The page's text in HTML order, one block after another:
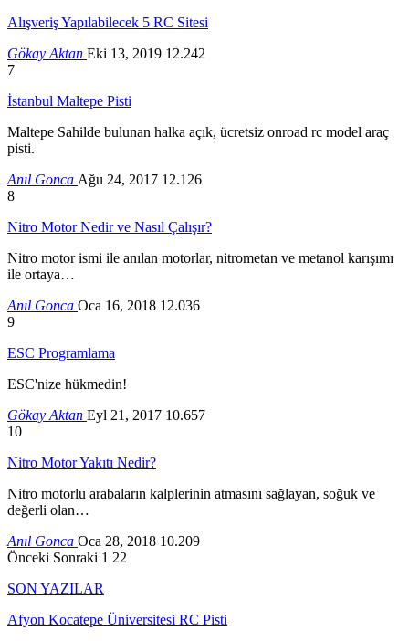
Alışveriş Yapılabilecek 5 RC Sitesi
Gökay Aktan Eki 13, 2019 12.242
7
İstanbul Maltepe Pisti
Maltepe Sahilde bulunan halka açık, ücretsiz onroad rc model araç
pisti.
Anıl Gonca Ağu 24, 2017 12.126
8
Nitro Motor Nedir ve Nasıl Çalışır?
Nitro motor ismi ile anılan motorlar, nitrometan ve metanol karışımı
ile ortaya…
Anıl Gonca Oca 16, 2018 12.036
9
ESC Programlama
ESC'nize hükmedin!
Gökay Aktan Eyl 21, 2017 10.657
10
Nitro Motor Yakıtı Nedir?
Nitro motorlu arabaların kalplerinin atmasını sağlayan, soğuk ve
değerli olan…
Anıl Gonca Oca 28, 2018 10.209
Önceki Sonraki 1 22
SON YAZILAR
Afyon Kocatepe Üniversitesi RC Pisti